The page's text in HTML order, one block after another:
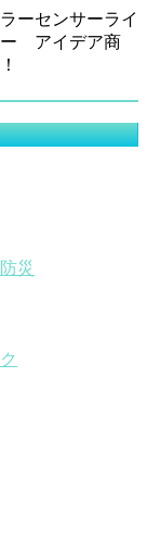
センサーライ
アイデア商
災